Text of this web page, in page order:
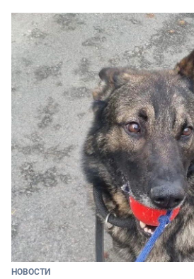
НОВОСТИ